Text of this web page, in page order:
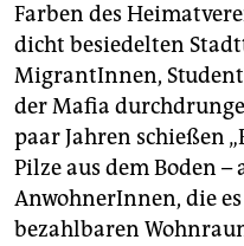
Farben des
dicht besiedelten
MigrantInnen,
der Mafia
paar Jahren schießen
Pilze aus dem Boden –
AnwohnerInnen, die
bezahlbaren